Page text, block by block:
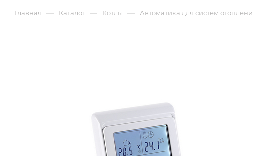
Главная — Каталог — Котлы — Автоматика для систем